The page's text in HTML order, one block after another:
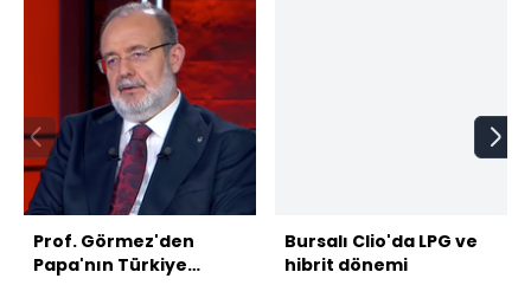
Prof. Görmez'den
Papa'nın Türkiye
Bursalı Clio'da LPG ve
hibrit dönemi